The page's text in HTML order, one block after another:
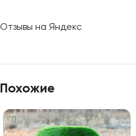
Отзывы на Яндекс
Похожие